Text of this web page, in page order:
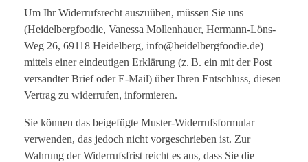
Um Ihr Widerrufsrecht auszuüben, müssen Sie uns
(Heidelbergfoodie, Vanessa Mollenhauer, Hermann-Löns-
Weg 26, 69118 Heidelberg, info@heidelbergfoodie.de)
mittels einer eindeutigen Erklärung (z. B. ein mit der Post
versandter Brief oder E-Mail) über Ihren Entschluss, diesen
Vertrag zu widerrufen, informieren.
Sie können das beigefügte Muster-Widerrufsformular
verwenden, das jedoch nicht vorgeschrieben ist. Zur
Wahrung der Widerrufsfrist reicht es aus, dass Sie die